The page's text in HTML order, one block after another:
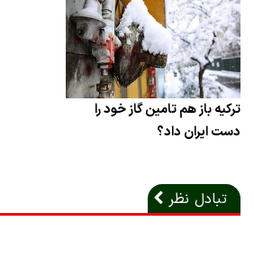
ترکیه باز هم تامین گاز خود را
دست ایران داد؟
تبادل نظر